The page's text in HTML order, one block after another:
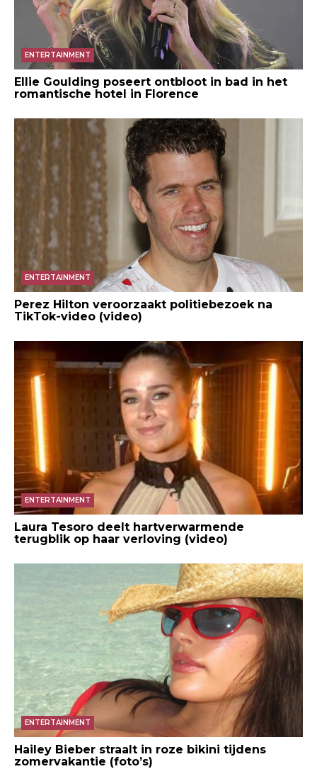
ENTERTAINMENT
Ellie Goulding poseert ontbloot in bad in het
romantische hotel in Florence
ENTERTAINMENT
Perez Hilton veroorzaakt politiebezoek na
TikTok-video (video)
ENTERTAINMENT
Laura Tesoro deelt hartverwarmende
terugblik op haar verloving (video)
ENTERTAINMENT
Hailey Bieber straalt in roze bikini tijdens
zomervakantie (foto’s)